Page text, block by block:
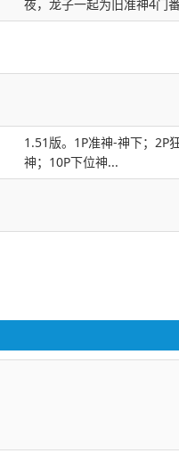
夜，龙子一起为旧准神4门
1.51版。1P准神-神下；2P
神；10P下位神...